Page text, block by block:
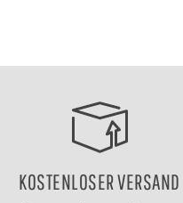
KOSTENLOSER VERSAND